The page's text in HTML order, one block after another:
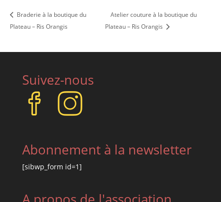
Braderie à la boutique du
Plateau – Ris Orangis
Atelier couture à la boutique du
Plateau – Ris Orangis
Suivez-nous
Abonnement à la newsletter
[sibwp_form id=1]